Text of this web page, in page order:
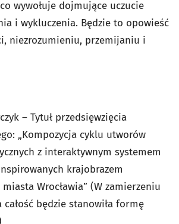
wywołuje dojmujące uczucie
i wykluczenia. Będzie to opowieść
niezrozumieniu, przemijaniu i
– Tytuł przedsięwzięcia
„Kompozycja cyklu utworów
z interaktywnym systemem
krajobrazem
Wrocławia” (W zamierzeniu
będzie stanowiła formę